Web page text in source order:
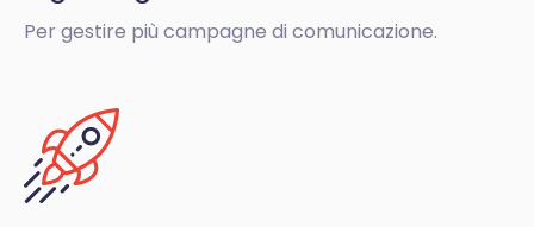
Per gestire più campagne di comunicazione.